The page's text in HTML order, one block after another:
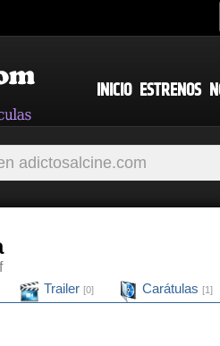
INICIO ESTRENOS
Trailer [0] Carátulas [1]